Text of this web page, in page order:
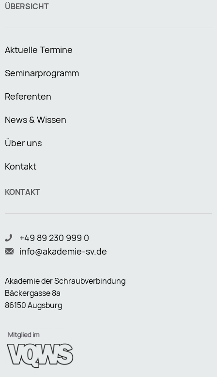
ÜBERSICHT
Aktuelle Termine
Seminarprogramm
Referenten
News & Wissen
Über uns
Kontakt
KONTAKT
+49 89 230 999 0
info@akademie-sv.de
Akademie der Schraubverbindung
Bäckergasse 8a
86150 Augsburg